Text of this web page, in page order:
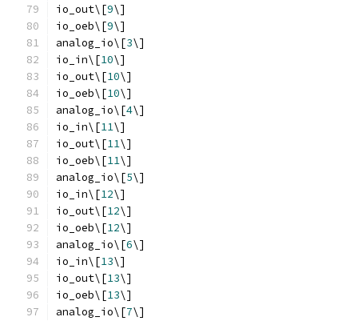
io_out\[9\]
io_oeb\[9\]
analog_io\[3\]
io_in\[10\]
io_out\[10\]
io_oeb\[10\]
analog_io\[4\]
io_in\[11\]
io_out\[11\]
io_oeb\[11\]
analog_io\[5\]
io_in\[12\]
io_out\[12\]
io_oeb\[12\]
analog_io\[6\]
io_in\[13\]
io_out\[13\]
io_oeb\[13\]
analog_io\[7\]